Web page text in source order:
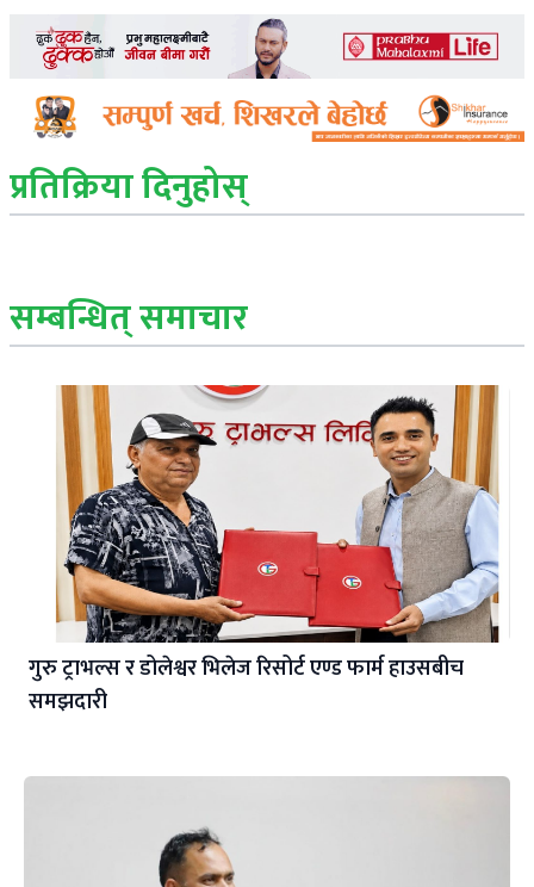
प्रतिक्रिया दिनुहोस्
सम्बन्धित् समाचार
गुरु ट्राभल्स र डोलेश्वर भिलेज रिसोर्ट एण्ड फार्म हाउसबीच
समझदारी